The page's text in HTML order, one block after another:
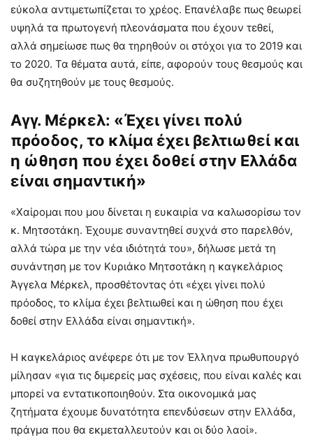
εύκολα αντιμετωπίζεται το χρέος. Επανέλαβε πως θεωρεί
υψηλά τα πρωτογενή πλεονάσματα που έχουν τεθεί,
αλλά σημείωσε πως θα τηρηθούν οι στόχοι για το 2019 και
το 2020. Τα θέματα αυτά, είπε, αφορούν τους θεσμούς και
θα συζητηθούν με τους θεσμούς.
Αγγ. Μέρκελ: «Έχει γίνει πολύ
πρόοδος, το κλίμα έχει βελτιωθεί και
η ώθηση που έχει δοθεί στην Ελλάδα
είναι σημαντική»
«Χαίρομαι που μου δίνεται η ευκαιρία να καλωσορίσω τον
κ. Μητσοτάκη. Έχουμε συναντηθεί συχνά στο παρελθόν,
αλλά τώρα με την νέα ιδιότητά του», δήλωσε μετά τη
συνάντηση με τον Κυριάκο Μητσοτάκη η καγκελάριος
Άγγελα Μέρκελ, προσθέτοντας ότι «έχει γίνει πολύ
πρόοδος, το κλίμα έχει βελτιωθεί και η ώθηση που έχει
δοθεί στην Ελλάδα είναι σημαντική».
Η καγκελάριος ανέφερε ότι με τον Έλληνα πρωθυπουργό
μίλησαν «για τις διμερείς μας σχέσεις, που είναι καλές και
μπορεί να εντατικοποιηθούν. Στα οικονομικά μας
ζητήματα έχουμε δυνατότητα επενδύσεων στην Ελλάδα,
πράγμα που θα εκμεταλλευτούν και οι δύο λαοί».